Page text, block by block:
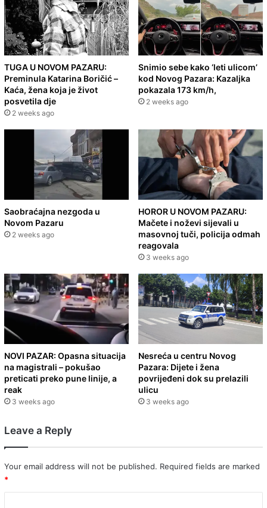
TUGA U NOVOM PAZARU:
Preminula Katarina Boričić –
Kaća, žena koja je život
posvetila dje
2 weeks ago
Snimio sebe kako ‘leti ulicom’
kod Novog Pazara: Kazaljka
pokazala 173 km/h,
2 weeks ago
Saobraćajna nezgoda u
Novom Pazaru
2 weeks ago
HOROR U NOVOM PAZARU:
Mačete i noževi sijevali u
masovnoj tuči, policija odmah
reagovala
3 weeks ago
NOVI PAZAR: Opasna situacija
na magistrali – pokušao
preticati preko pune linije, a
reak
3 weeks ago
Nesreća u centru Novog
Pazara: Dijete i žena
povrijeđeni dok su prelazili
ulicu
3 weeks ago
Leave a Reply
Your email address will not be published. Required fields are marked
*